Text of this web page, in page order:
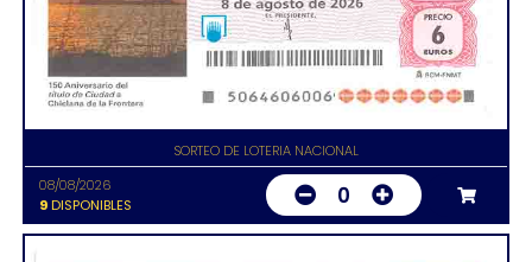
SORTEO DE LOTERIA NACIONAL
08/08/2026
9DISPONIBLES 0